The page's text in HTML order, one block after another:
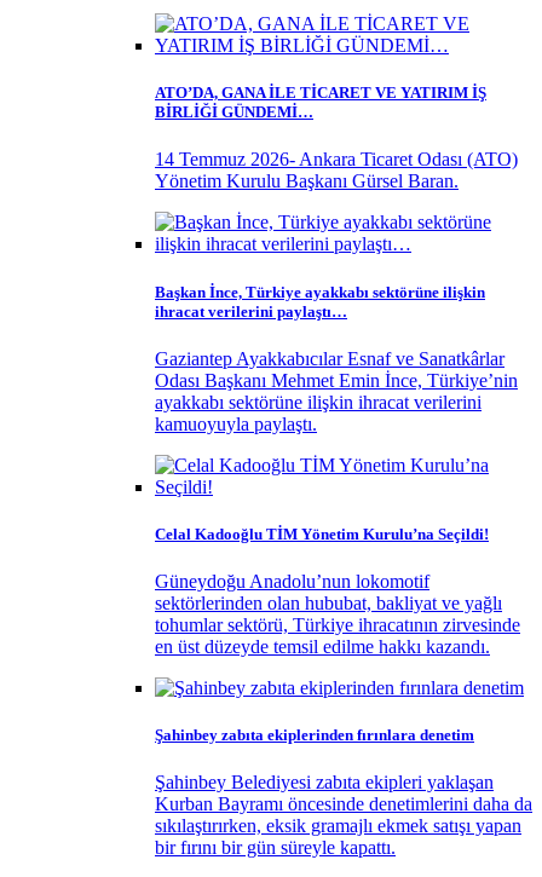
ATO’DA, GANA İLE TİCARET VE YATIRIM İŞ
BİRLİĞİ GÜNDEMİ…
14 Temmuz 2026- Ankara Ticaret Odası (ATO)
Yönetim Kurulu Başkanı Gürsel Baran.
Başkan İnce, Türkiye ayakkabı sektörüne ilişkin
ihracat verilerini paylaştı…
Gaziantep Ayakkabıcılar Esnaf ve Sanatkârlar
Odası Başkanı Mehmet Emin İnce, Türkiye’nin
ayakkabı sektörüne ilişkin ihracat verilerini
kamuoyuyla paylaştı.
Celal Kadooğlu TİM Yönetim Kurulu’na Seçildi!
Güneydoğu Anadolu’nun lokomotif
sektörlerinden olan hububat, bakliyat ve yağlı
tohumlar sektörü, Türkiye ihracatının zirvesinde
en üst düzeyde temsil edilme hakkı kazandı.
Şahinbey zabıta ekiplerinden fırınlara denetim
Şahinbey Belediyesi zabıta ekipleri yaklaşan
Kurban Bayramı öncesinde denetimlerini daha da
sıkılaştırırken, eksik gramajlı ekmek satışı yapan
bir fırını bir gün süreyle kapattı.